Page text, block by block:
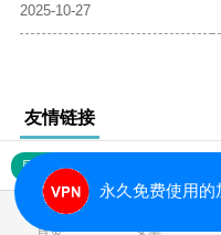
2025-10-27
友情链接
网站地图
首页 安卓
永久免费使用的